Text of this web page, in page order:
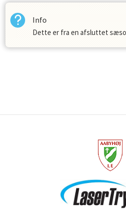
Info
Dette er fra en afsluttet